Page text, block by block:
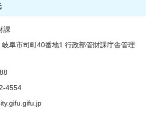
課
阜市司町40番地1 行政部管財課庁舎管理
4554